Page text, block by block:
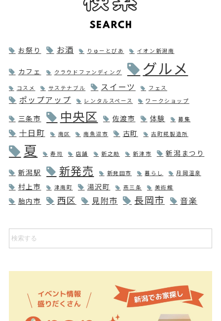
お祭り お酒 りゅーとぴあ イオン新潟南
カフェ クラウドファンディング グルメ
コスメ サステナブル スイーツ フェス
ポップアップ レンタルスペース ワークショップ
三条市 中央区 佐渡市 体験 募集
十日町 南区 南魚沼市 古町 古町糀製造所
夏 寿司 店舗 新之助 新津市
新潟まつり
新潟駅
新発売 新発田市 暮らし 月岡温泉
村上市 津南町 湯沢町 燕三条 美術館
胎内市 西区 見附市 長岡市 音楽